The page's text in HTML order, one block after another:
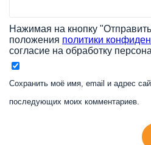
Нажимая на кнопку
положения политики
согласие на обработку
Сохранить моё имя, email и адрес
последующих моих комментариев.